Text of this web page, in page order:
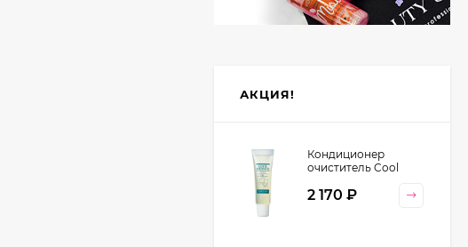
АКЦИЯ!
Кондиционер
очиститель Cool
Cosmetics, 130 гр
2 170 ₽